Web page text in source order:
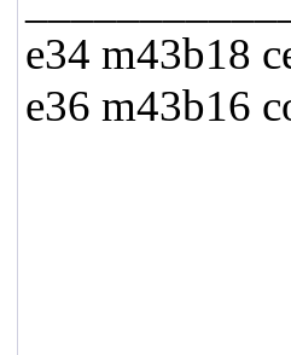
e34 m43b18
e36 m43b16